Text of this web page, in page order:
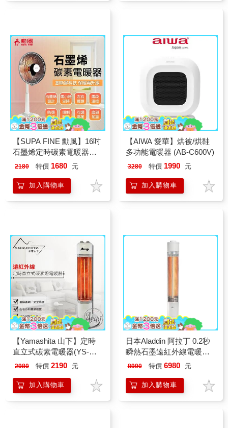
【SUPA FINE 勳風】16吋
石墨烯定時碳素電暖器
(HFH-K9922)
2180 特價 1680 元
加入購物車
【AIWA 愛華】烘被/烘鞋
多功能電暖器 (AB-C600V)
3280 特價 1990 元
加入購物車
【Yamashita 山下】定時
直立式碳素電暖器(YS-
901T)
2980 特價 2190 元
加入購物車
日本Aladdin 阿拉丁 0.2秒
瞬熱石墨遠紅外線電暖器-
白 SH-G1100T
8990 特價 6980 元
加入購物車